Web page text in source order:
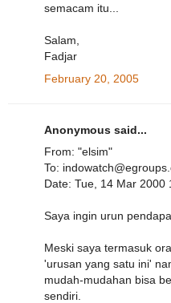
semacam itu...
Salam,
Fadjar
February 20, 2005
Anonymous said...
From: "elsim"
To:
Date: Tue, 14 Mar 2000
Saya ingin urun
Meski saya termasuk
'urusan yang satu ini'
mudah-mudahan bisa
sendiri.